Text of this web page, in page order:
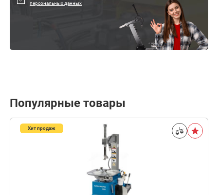
персональных данных
Популярные товары
Хит продаж